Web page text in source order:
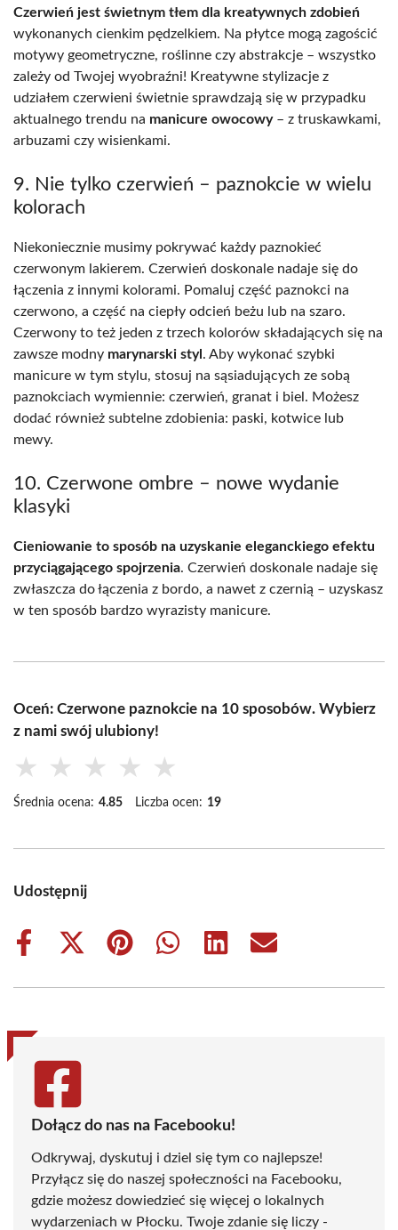
Czerwień jest świetnym tłem dla kreatywnych zdobień
wykonanych cienkim pędzelkiem. Na płytce mogą zagościć
motywy geometryczne, roślinne czy abstrakcje – wszystko
zależy od Twojej wyobraźni! Kreatywne stylizacje z
udziałem czerwieni świetnie sprawdzają się w przypadku
aktualnego trendu na manicure owocowy– z truskawkami,
arbuzami czy wisienkami.
9. Nie tylko czerwień – paznokcie w wielu
kolorach
Niekoniecznie musimy pokrywać każdy paznokieć
czerwonym lakierem. Czerwień doskonale nadaje się do
łączenia z innymi kolorami. Pomaluj część paznokci na
czerwono, a część na ciepły odcień beżu lub na szaro.
Czerwony to też jeden z trzech kolorów składających się na
zawsze modny marynarski styl . Aby wykonać szybki
manicure w tym stylu, stosuj na sąsiadujących ze sobą
paznokciach wymiennie: czerwień, granat i biel. Możesz
dodać również subtelne zdobienia: paski, kotwice lub
mewy.
10. Czerwone ombre – nowe wydanie
klasyki
Cieniowanie to sposób na uzyskanie eleganckiego efektu
przyciągającego spojrzenia. Czerwień doskonale nadaje się
zwłaszcza do łączenia z bordo, a nawet z czernią – uzyskasz
w ten sposób bardzo wyrazisty manicure.
Oceń: Czerwone paznokcie na 10 sposobów. Wybierz
z nami swój ulubiony!
★ ★ ★ ★ ★
Średnia ocena: 4.85 Liczba ocen: 19
Udostępnij
Share
Share
(Twitter)
Share
Share
Share
Share
Dołącz do nas na Facebooku!
Odkrywaj, dyskutuj i dziel się tym co najlepsze!
Przyłącz się do naszej społeczności na Facebooku,
gdzie możesz dowiedzieć się więcej o lokalnych
wydarzeniach w Płocku. Twoje zdanie się liczy -